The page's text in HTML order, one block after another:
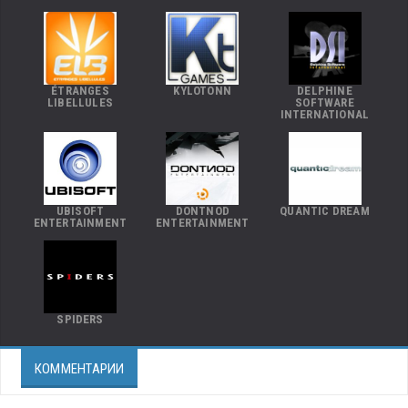
ÉTRANGES
LIBELLULES
KYLOTONN
DELPHINE
SOFTWARE
INTERNATIONAL
UBISOFT
ENTERTAINMENT
DONTNOD
ENTERTAINMENT
QUANTIC DREAM
SPIDERS
КОММЕНТАРИИ